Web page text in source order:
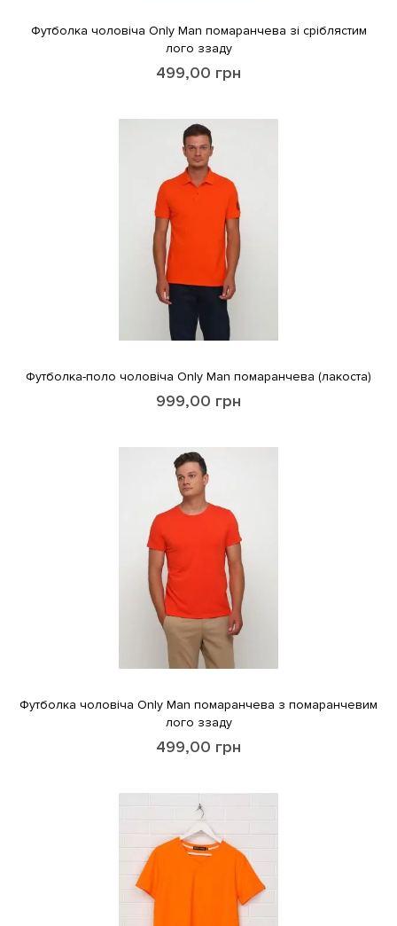
Футболка чоловіча Only Man помаранчева зі сріблястим
лого ззаду
499,00 грн
Футболка-поло чоловіча Only Man помаранчева (лакоста)
999,00 грн
Футболка чоловіча Only Man помаранчева з помаранчевим
лого ззаду
499,00 грн